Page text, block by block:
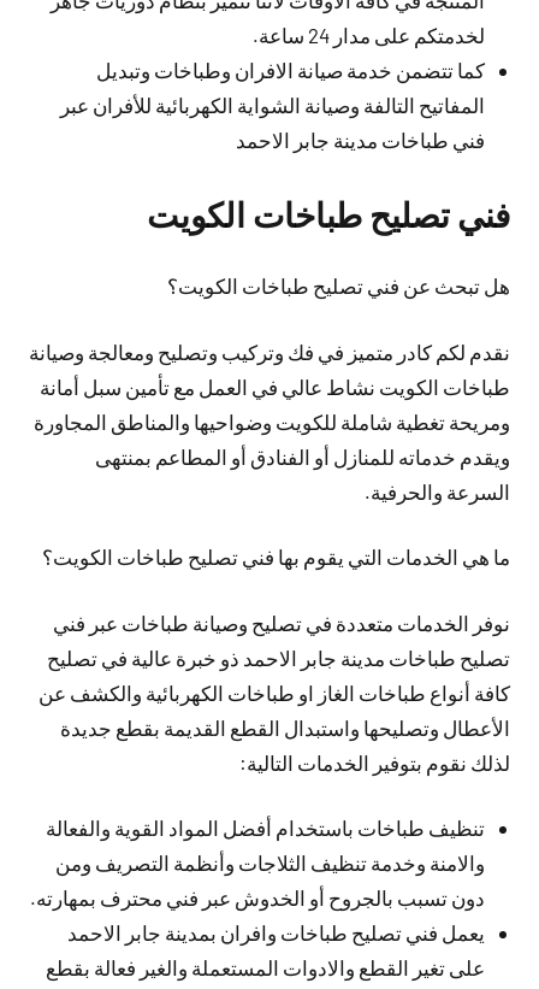
لخدمتكم على مدار 24 ساعة.
كما تتضمن خدمة صيانة الافران وطباخات وتبديل
المفاتيح التالفة وصيانة الشواية الكهربائية للأفران عبر
فني طباخات مدينة جابر الاحمد
فني تصليح طباخات الكويت
هل تبحث عن فني تصليح طباخات الكويت؟
نقدم لكم كادر متميز في فك وتركيب وتصليح ومعالجة وصيانة
طباخات الكويت نشاط عالي في العمل مع تأمين سبل أمانة
ومريحة تغطية شاملة للكويت وضواحيها والمناطق المجاورة
ويقدم خدماته للمنازل أو الفنادق أو المطاعم بمنتهى
السرعة والحرفية.
ما هي الخدمات التي يقوم بها فني تصليح طباخات الكويت؟
نوفر الخدمات متعددة في تصليح وصيانة طباخات عبر فني
تصليح طباخات مدينة جابر الاحمد ذو خبرة عالية في تصليح
كافة أنواع طباخات الغاز او طباخات الكهربائية والكشف عن
الأعطال وتصليحها واستبدال القطع القديمة بقطع جديدة
لذلك نقوم بتوفير الخدمات التالية:
تنظيف طباخات باستخدام أفضل المواد القوية والفعالة
والامنة وخدمة تنظيف الثلاجات وأنظمة التصريف ومن
دون تسبب بالجروح أو الخدوش عبر فني محترف بمهارته.
يعمل فني تصليح طباخات وافران بمدينة جابر الاحمد
على تغير القطع والادوات المستعملة والغير فعالة بقطع